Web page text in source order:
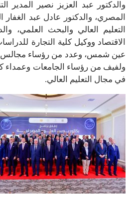
والدكتور عبد العزيز نصير المدير
المصري، والدكتور عادل عبد
التعليم العالي والبحث العلمي،
الاقتصاد ووكيل كلية التجارة
عين شمس، وعدد من رؤساء مجالس
ولفيف من رؤساء الجامعات وعمداء
في مجال التعليم العالي.